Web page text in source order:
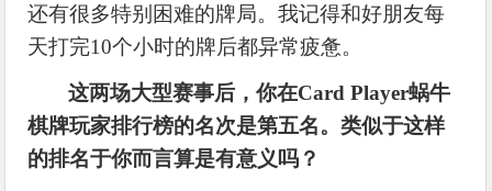
还有很多特别困难的牌局。我记得和好朋友每
天打完10个小时的牌后都异常疲惫。
这两场大型赛事后，你在Card Player蜗牛
棋牌玩家排行榜的名次是第五名。类似于这样
的排名于你而言算是有意义吗？